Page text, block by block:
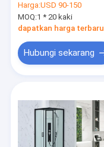
Produk
Video
Kamar Mandi Kecil
4mm 1200 × 800 ×
1960mm
Harga:USD 90-150
MOQ:1 * 20 kaki
dapatkan harga terbaru
Hubungi sekarang